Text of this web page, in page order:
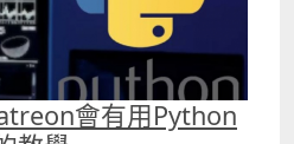
會有用Python